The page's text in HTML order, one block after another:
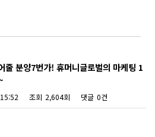
줄 분양7번가! 휴머니글로벌의 마케팅 1
조회 2,604회 댓글 0건